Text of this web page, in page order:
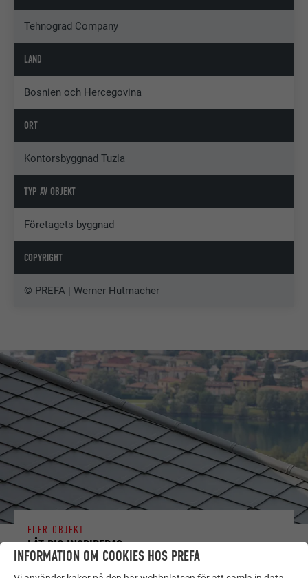
Tehnograd Company
LAND
Bosnien och Hercegovina
ORT
Kontorsbyggnad Tuzla
TYP AV OBJEKT
Företagets byggnad
COPYRIGHT
© PREFA | Werner Hutmacher
LÅT DIG INSPIRERAS
FLER OBJEKT
INFORMATION OM COOKIES HOS PREFA